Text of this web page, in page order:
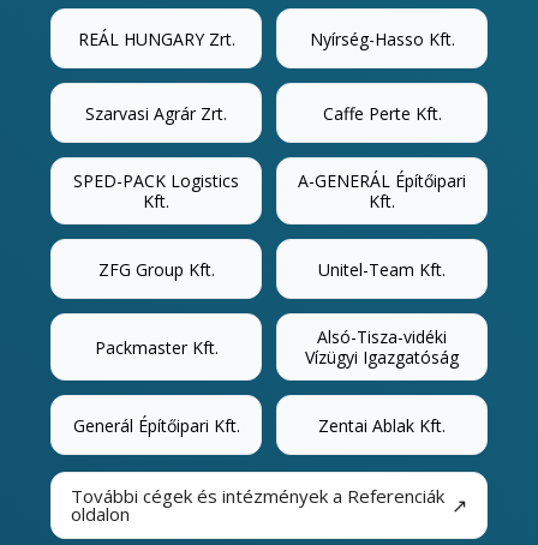
REÁL HUNGARY Zrt. Nyírség-Hasso Kft.
Szarvasi Agrár Zrt. Caffe Perte Kft.
SPED-PACK Logistics
Kft.
A-GENERÁL Építőipari
Kft.
ZFG Group Kft. Unitel-Team Kft.
Packmaster Kft.
Alsó-Tisza-vidéki
Vízügyi Igazgatóság
Generál Építőipari Kft. Zentai Ablak Kft.
További cégek és intézmények a Referenciák
oldalon ↗